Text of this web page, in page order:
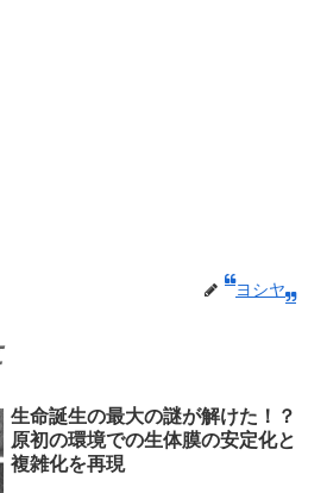
ヨシヤ
生命誕生の最大の謎が解けた！？
原初の環境での生体膜の安定化と
複雑化を再現